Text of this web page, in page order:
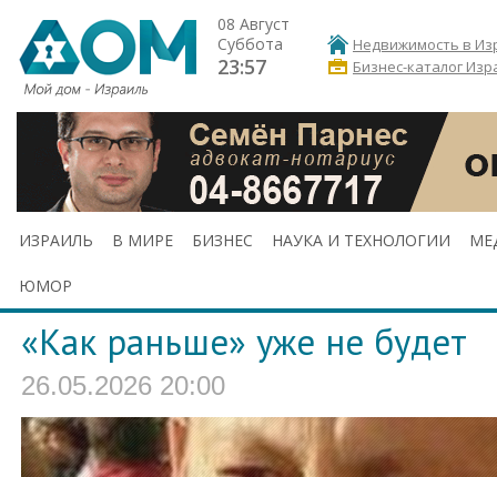
08 Август
Суббота
23:57
Недвижимость в
Бизнес-каталог
ИЗРАИЛЬ В МИРЕ БИЗНЕС НАУКА И ТЕХНОЛОГИИ
ЮМОР
«Как раньше» уже не будет
26.05.2026 20:00